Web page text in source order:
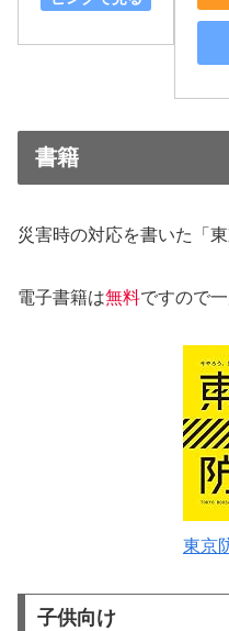
書籍
災害時の対応を書いた「
電子書籍は無料ですので
東京
子供向け